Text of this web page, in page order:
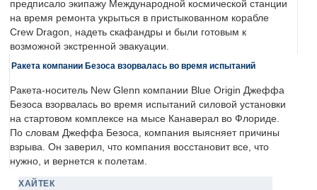
предписало экипажу Международной космической станции
на время ремонта укрыться в пристыкованном корабле
Crew Dragon, надеть скафандры и были готовым к
возможной экстренной эвакуации.
Ракета компании Безоса взорвалась во время испытаний
Ракета-носитель New Glenn компании Blue Origin Джеффа
Безоса взорвалась во время испытаний силовой установки
на стартовом комплексе на мысе Канаверал во Флориде.
По словам Джеффа Безоса, компания выясняет причины
взрыва. Он заверил, что компания восстановит все, что
нужно, и вернется к полетам.
ХАЙТЕК